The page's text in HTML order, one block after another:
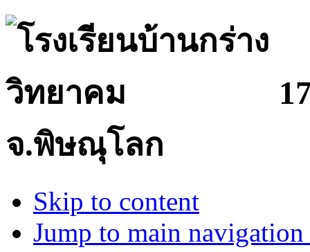
จ.พิษณุโลก
Skip to content
Jump to main